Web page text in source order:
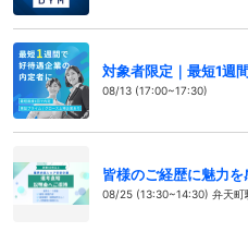
対象者限定｜最短1週
08/13 (17:00~17:30)
皆様のご経歴に魅力を
08/25 (13:30~14:30) 弁天町